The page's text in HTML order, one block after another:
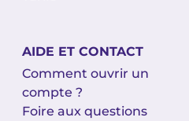
AIDE ET CONTACT
Comment ouvrir un
compte ?
Foire aux questions